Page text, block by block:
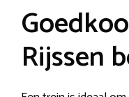
Rijssen